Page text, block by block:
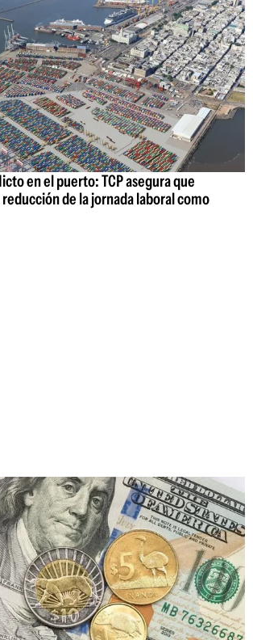
en el puerto: TCP asegura que
de la jornada laboral como